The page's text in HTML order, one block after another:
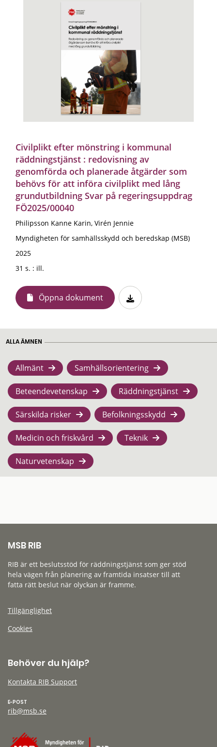
Civilplikt efter mönstring i kommunal
räddningstjänst : redovisning av
genomförda och planerade åtgärder som
behövs för att införa civilplikt med lång
grundutbildning Svar på regeringsuppdrag
FÖ2025/00040
Philipsson Kanne Karin, Virén Jennie
Myndigheten för samhällsskydd och beredskap (MSB)
2025
31 s. : ill.
Öppna dokument
ALLA ÄMNEN
Allmänt Samhällsorientering
Beteendevetenskap Räddningstjänst
Särskilda risker Befolkningsskydd
Medicin och friskvård Teknik
Naturvetenskap
MSB RIB
RIB är ett beslutsstöd för räddningstjänst som ger stöd
hela vägen från planering av framtida insatser till att
fatta rätt beslut när olyckan är framme.
Tillgänglighet
Cookies
Behöver du hjälp?
Kontakta RIB Support
E-POST
rib@msb.se